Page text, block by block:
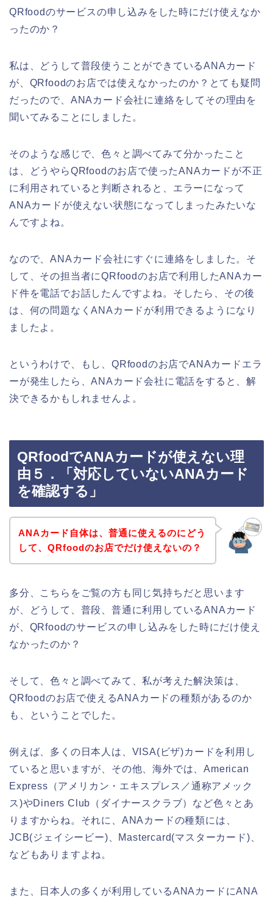
QRfoodのサービスの申し込みをした時にだけ使えなか
ったのか？
私は、どうして普段使うことができているANAカード
が、QRfoodのお店では使えなかったのか？とても疑問
だったので、ANAカード会社に連絡をしてその理由を
聞いてみることにしました。
そのような感じで、色々と調べてみて分かったこと
は、どうやらQRfoodのお店で使ったANAカードが不正
に利用されていると判断されると、エラーになって
ANAカードが使えない状態になってしまったみたいな
んですよね。
なので、ANAカード会社にすぐに連絡をしました。そ
して、その担当者にQRfoodのお店で利用したANAカー
ド件を電話でお話したんですよね。そしたら、その後
は、何の問題なくANAカードが利用できるようになり
ましたよ。
というわけで、もし、QRfoodのお店でANAカードエラ
ーが発生したら、ANAカード会社に電話をすると、解
決できるかもしれませんよ。
QRfoodでANAカードが使えない理
由５．「対応していないANAカード
を確認する」
ANAカード自体は、普通に使えるのにどう
して、QRfoodのお店でだけ使えないの？
多分、こちらをご覧の方も同じ気持ちだと思います
が、どうして、普段、普通に利用しているANAカード
が、QRfoodのサービスの申し込みをした時にだけ使え
なかったのか？
そして、色々と調べてみて、私が考えた解決策は、
QRfoodのお店で使えるANAカードの種類があるのか
も、ということでした。
例えば、多くの日本人は、VISA(ビザ)カードを利用し
ていると思いますが、その他、海外では、American
Express（アメリカン・エキスプレス／通称アメック
ス)やDiners Club（ダイナースクラブ）など色々とあ
りますからね。それに、ANAカードの種類には、
JCB(ジェイシービー)、Mastercard(マスターカード)、
などもありますよね。
また、日本人の多くが利用しているANAカードにANA